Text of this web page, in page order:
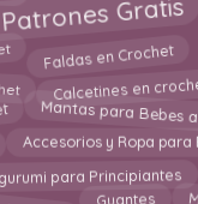
Gratis
Faldas en Crochet
Calcetines en
Mantas para Bebes
Accesorios y Ropa para
para Principiantes